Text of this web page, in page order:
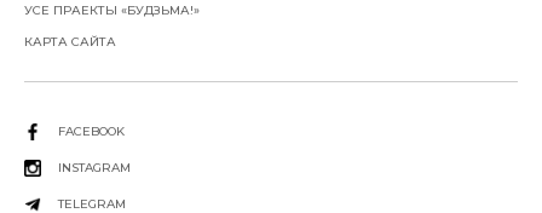
УСЕ ПРАЕКТЫ «БУДЗЬМА!»
КАРТА САЙТА
FACEBOOK
INSTAGRAM
TELEGRAM